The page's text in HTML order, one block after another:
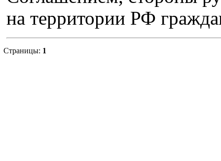
на территории РФ
Страницы: 1